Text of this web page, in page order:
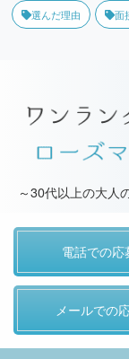
選んだ理由 面
～30代以上の大人
電話での応
メールでの